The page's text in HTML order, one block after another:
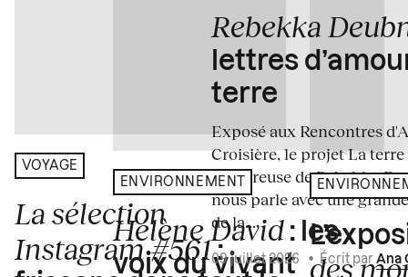
VOYAGE
La sélection
Instagram #561:
ENVIRONNEMENT
Hélène David : les
voix du vivant
Rebekka
lettres
terre
Exposé aux Rencontres
Croisière, le projet La terre
amoureuse de Rebekka
nous parle avec une
de la...
09 juillet 2026 • Écrit par Ana
des